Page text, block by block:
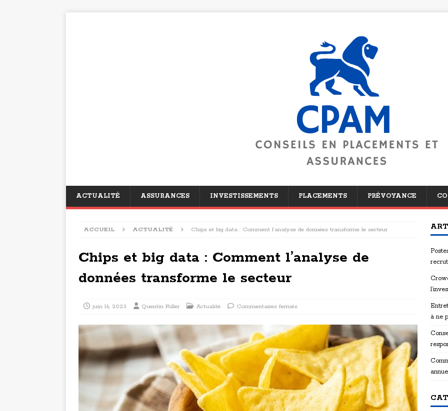
ACTUALITÉ ASSURANCES INVESTISSEMENTS PLACEMENTS PRÉVOYANCE
ACCUEIL ACTUALITÉ Chips et big data : Comment l’analyse de données transforme le secteur
Chips et big data : Comment l’analyse de
données transforme le secteur
juin 16, 2023 Quentin Foller Actualité Commentaires fermés
à ne